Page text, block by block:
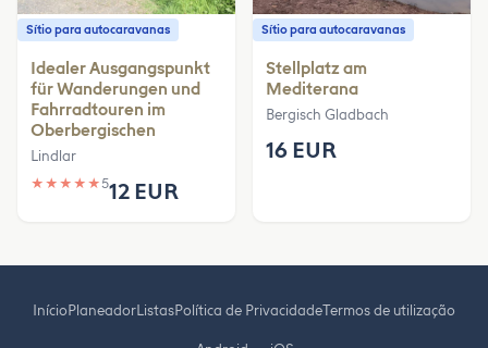
Sítio para autocaravanas
Idealer Ausgangspunkt
für Wanderungen und
Fahrradtouren im
Oberbergischen
Lindlar
★ ★ ★ ★ ★512 EUR
Sítio para autocaravanas
Stellplatz am
Mediterana
Bergisch Gladbach
16 EUR
InícioPlaneadorListasPolítica de PrivacidadeTermos de utilização